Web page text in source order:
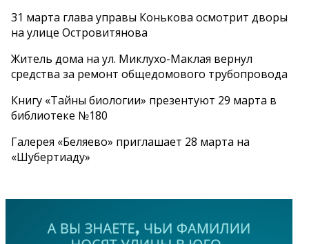
31 марта глава управы Конькова осмотрит дворы
на улице Островитянова
Житель дома на ул. Миклухо-Маклая вернул
средства за ремонт общедомового трубопровода
Книгу «Тайны биологии» презентуют 29 марта в
библиотеке №180
Галерея «Беляево» приглашает 28 марта на
«Шубертиаду»